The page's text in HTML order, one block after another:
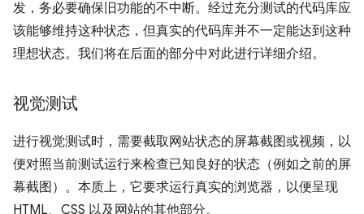
发，务必要确保旧功能的不中断。经过充分测试的代码库应
该能够维持这种状态，但真实的代码库并不一定能达到这种
理想状态。我们将在后面的部分中对此进行详细介绍。
视觉测试
进行视觉测试时，需要截取网站状态的屏幕截图或视频，以
便对照当前测试运行来检查已知良好的状态（例如之前的屏
幕截图）。本质上，它要求运行真实的浏览器，以便呈现
HTML、CSS 以及网站的其他部分。